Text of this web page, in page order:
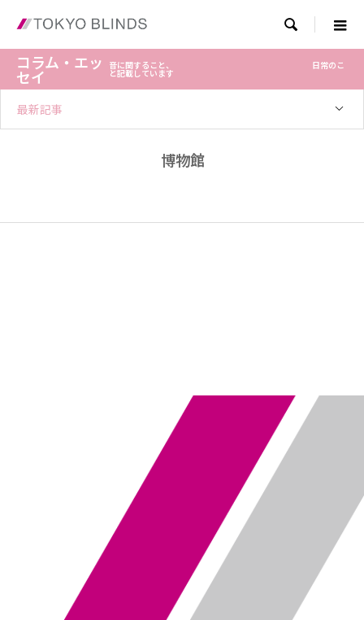

コラム・エッ
セイ
音に関すること、 日常のこ
と記載しています
最新記事
博物館